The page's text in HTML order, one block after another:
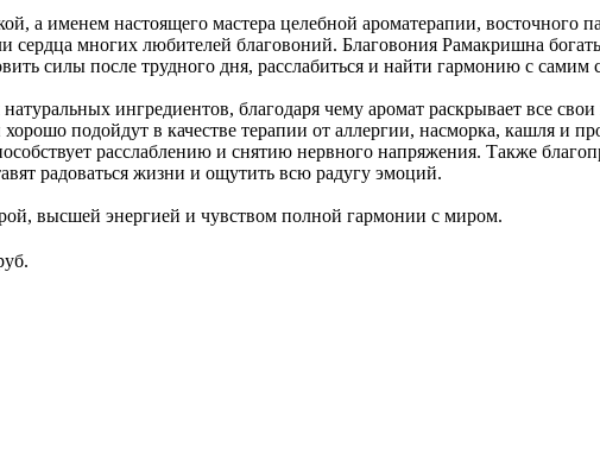
а именем настоящего мастера целебной ароматерапии,
сердца многих любителей благовоний. Благовония Рамакришна
силы после трудного дня, расслабиться и найти гармонию с самим
ингредиентов, благодаря чему аромат раскрывает все
хорошо подойдут в качестве терапии от аллергии, насморка, кашля и
расслаблению и снятию нервного напряжения. Также
радоваться жизни и ощутить всю радугу эмоций.
высшей энергией и чувством полной гармонии с миром.